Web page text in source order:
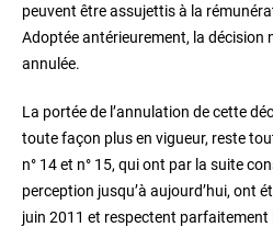
peuvent être assujettis à la
Adoptée antérieurement, la décision
annulée.
La portée de l’annulation de cette
toute façon plus en vigueur, reste
n° 14 et n° 15, qui ont par la suite
perception jusqu’à aujourd’hui, ont
juin 2011 et respectent parfaitement